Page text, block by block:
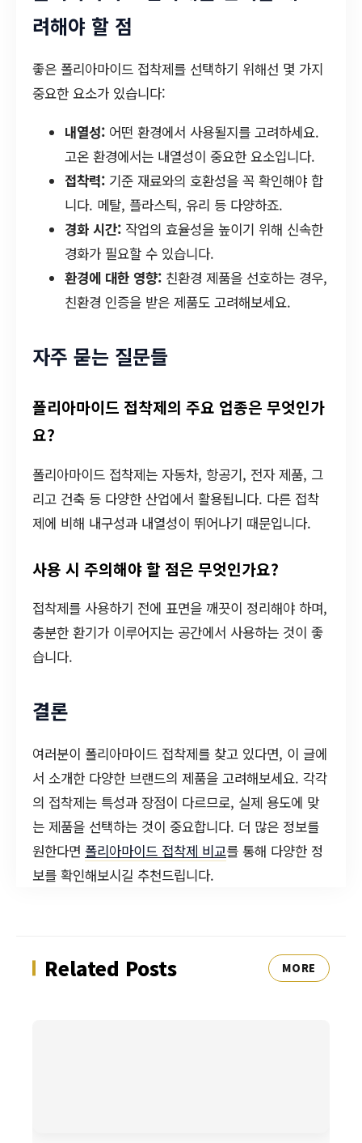
려해야 할 점
좋은 폴리아마이드 접착제를 선택하기 위해선 몇 가지
중요한 요소가 있습니다:
내열성: 어떤 환경에서 사용될지를 고려하세요.
고온 환경에서는 내열성이 중요한 요소입니다.
접착력: 기준 재료와의 호환성을 꼭 확인해야 합
니다. 메탈, 플라스틱, 유리 등 다양하죠.
경화 시간: 작업의 효율성을 높이기 위해 신속한
경화가 필요할 수 있습니다.
환경에 대한 영향: 친환경 제품을 선호하는 경우,
친환경 인증을 받은 제품도 고려해보세요.
자주 묻는 질문들
폴리아마이드 접착제의 주요 업종은 무엇인가
요?
폴리아마이드 접착제는 자동차, 항공기, 전자 제품, 그
리고 건축 등 다양한 산업에서 활용됩니다. 다른 접착
제에 비해 내구성과 내열성이 뛰어나기 때문입니다.
사용 시 주의해야 할 점은 무엇인가요?
접착제를 사용하기 전에 표면을 깨끗이 정리해야 하며,
충분한 환기가 이루어지는 공간에서 사용하는 것이 좋
습니다.
결론
여러분이 폴리아마이드 접착제를 찾고 있다면, 이 글에
서 소개한 다양한 브랜드의 제품을 고려해보세요. 각각
의 접착제는 특성과 장점이 다르므로, 실제 용도에 맞
는 제품을 선택하는 것이 중요합니다. 더 많은 정보를
원한다면 폴리아마이드 접착제 비교를 통해 다양한 정
보를 확인해보시길 추천드립니다.
Related Posts MORE